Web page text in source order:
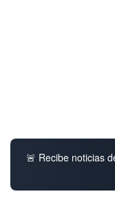
🚨 Recibe noticias